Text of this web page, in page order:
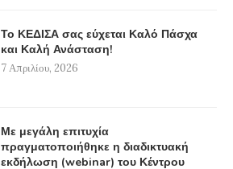
Το ΚΕΔΙΣΑ σας εύχεται Καλό Πάσχα
και Καλή Ανάσταση!
7 Απριλίου, 2026
Με μεγάλη επιτυχία
πραγματοποιήθηκε η διαδικτυακή
εκδήλωση (webinar) του Κέντρου